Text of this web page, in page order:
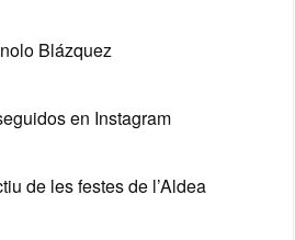
Blázquez
en Instagram
de les festes de l’Aldea